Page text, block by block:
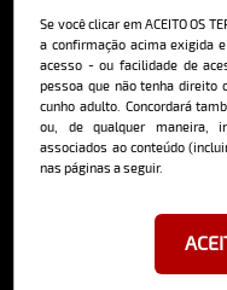
Se você clicar em ACEITO OS
a confirmação acima exigida
acesso - ou facilidade de
pessoa que não tenha direito
cunho adulto. Concordará
ou, de qualquer maneira,
associados ao conteúdo
nas páginas a seguir.
qualidade, além de
comportamento,
Cadastre-
deliciosa